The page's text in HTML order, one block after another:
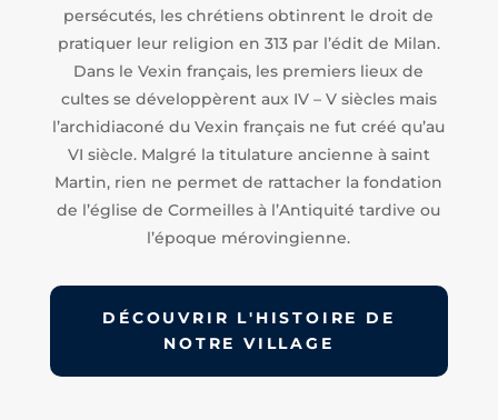
persécutés, les chrétiens obtinrent le droit de
pratiquer leur religion en 313 par l’édit de Milan.
Dans le Vexin français, les premiers lieux de
cultes se développèrent aux IV – V siècles mais
l’archidiaconé du Vexin français ne fut créé qu’au
VI siècle. Malgré la titulature ancienne à saint
Martin, rien ne permet de rattacher la fondation
de l’église de Cormeilles à l’Antiquité tardive ou
l’époque mérovingienne.
DÉCOUVRIR L'HISTOIRE DE
NOTRE VILLAGE